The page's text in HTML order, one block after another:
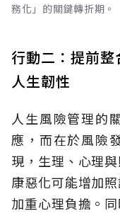
務化」的關鍵轉折期。
行動二：提前
人生韌性
人生風險管理的
應，而在於風險
現，生理、心理
康惡化可能增加
加重心理負擔。